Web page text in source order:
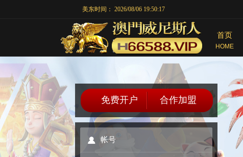
美东时间： 2026/08/06 19:50:18
首页
HOME
免费开户 合作加盟